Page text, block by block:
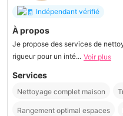
Indépendant vérifié
À propos
Je propose des services de
rigueur pour un inté... Voir plus
Services
Nettoyage complet maison
Rangement optimal espaces